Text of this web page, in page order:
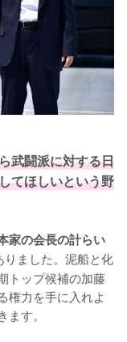
武闘派に対する日
てほしいという野
家の会長の計らい
りました。泥船と化
トップ候補の加藤
権力を手に入れよ
す。